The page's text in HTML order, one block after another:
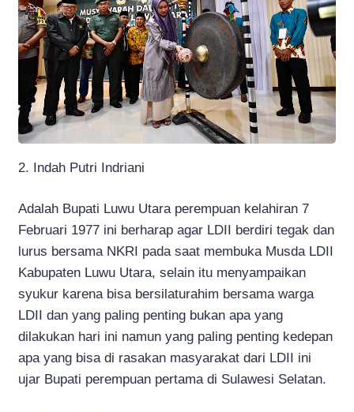
2. Indah Putri Indriani
Adalah Bupati Luwu Utara perempuan kelahiran 7
Februari 1977 ini berharap agar LDII berdiri tegak dan
lurus bersama NKRI pada saat membuka Musda LDII
Kabupaten Luwu Utara, selain itu menyampaikan
syukur karena bisa bersilaturahim bersama warga
LDII dan yang paling penting bukan apa yang
dilakukan hari ini namun yang paling penting kedepan
apa yang bisa di rasakan masyarakat dari LDII ini
ujar Bupati perempuan pertama di Sulawesi Selatan.